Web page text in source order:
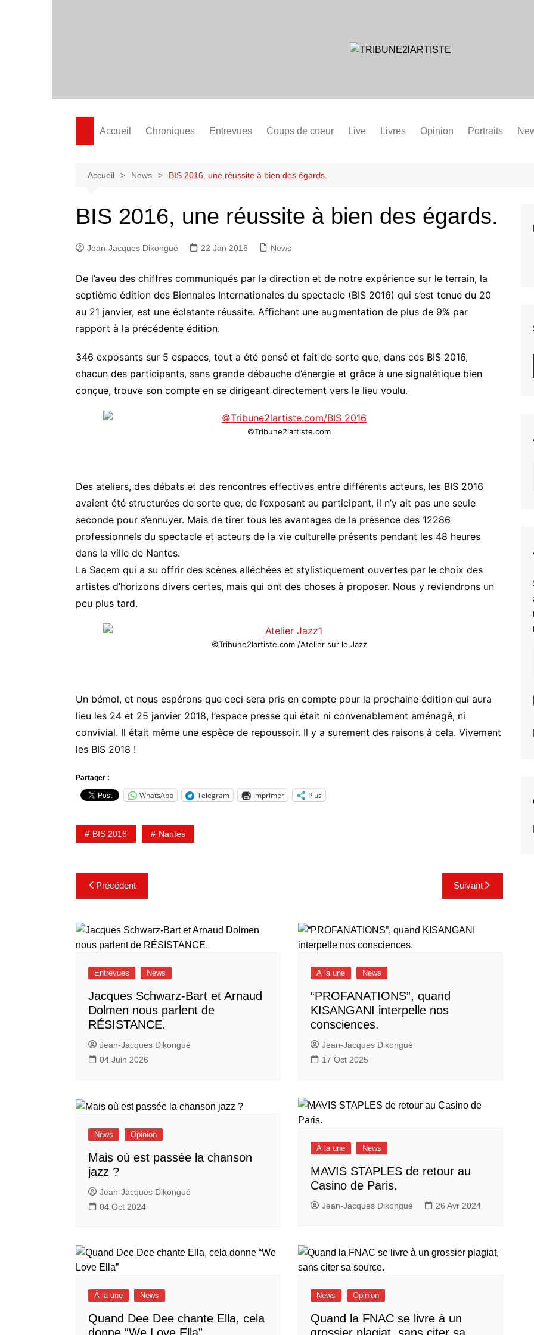
Accueil Chroniques Entrevues Coups de coeur Live Livres Opinion Portraits
Accueil News BIS 2016, une réussite à bien des égards.
BIS 2016, une réussite à bien des égards.
Jean-Jacques Dikongué 22 Jan 2016 News
De l’aveu des chiffres communiqués par la direction et de notre expérience sur le terrain, la
septième édition des Biennales Internationales du spectacle (BIS 2016) qui s’est tenue du 20
au 21 janvier, est une éclatante réussite. Affichant une augmentation de plus de 9% par
rapport à la précédente édition.
346 exposants sur 5 espaces, tout a été pensé et fait de sorte que, dans ces BIS 2016,
chacun des participants, sans grande débauche d’énergie et grâce à une signalétique bien
conçue, trouve son compte en se dirigeant directement vers le lieu voulu.
©Tribune2lartiste.com
Des ateliers, des débats et des rencontres effectives entre différents acteurs, les BIS 2016
avaient été structurées de sorte que, de l’exposant au participant, il n’y ait pas une seule
seconde pour s’ennuyer. Mais de tirer tous les avantages de la présence des 12286
professionnels du spectacle et acteurs de la vie culturelle présents pendant les 48 heures
dans la ville de Nantes.
La Sacem qui a su offrir des scènes alléchées et stylistiquement ouvertes par le choix des
artistes d’horizons divers certes, mais qui ont des choses à proposer. Nous y reviendrons un
peu plus tard.
©Tribune2lartiste.com /Atelier sur le Jazz
Un bémol, et nous espérons que ceci sera pris en compte pour la prochaine édition qui aura
lieu les 24 et 25 janvier 2018, l’espace presse qui était ni convenablement aménagé, ni
convivial. Il était même une espèce de repoussoir. Il y a surement des raisons à cela. Vivement
les BIS 2018 !
Partager :
WhatsApp Telegram Imprimer Plus
BIS 2016 Nantes
Navigation
de
l’article
Précédent Suivant
Entrevues News
Jacques Schwarz-Bart et Arnaud
Dolmen nous parlent de
RÉSISTANCE.
Jean-Jacques Dikongué
04 Juin 2026
À la une News
“PROFANATIONS”, quand
KISANGANI interpelle nos
consciences.
Jean-Jacques Dikongué
17 Oct 2025
News Opinion
Mais où est passée la chanson
jazz ?
Jean-Jacques Dikongué
04 Oct 2024
À la une News
MAVIS STAPLES de retour au
Casino de Paris.
Jean-Jacques Dikongué 26 Avr 2024
À la une News
Quand Dee Dee chante Ella, cela
donne “We Love Ella”
News Opinion
Quand la FNAC se livre à un
grossier plagiat, sans citer sa